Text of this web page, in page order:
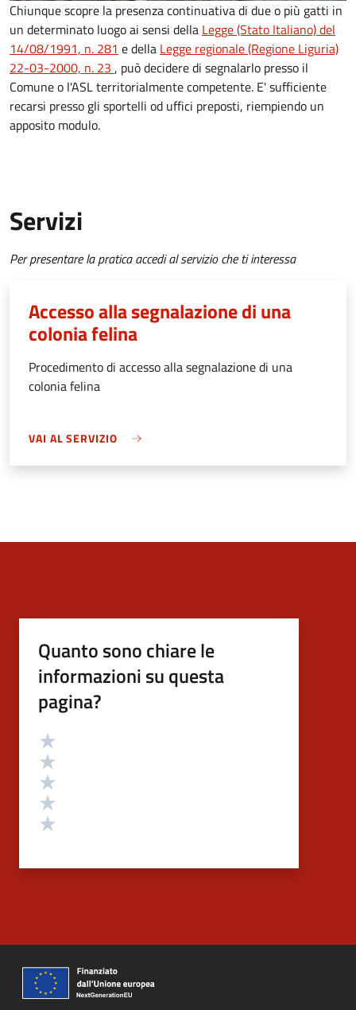
Chiunque scopre la presenza continuativa di due o più gatti in
un determinato luogo ai sensi della Legge (Stato Italiano) del
14/08/1991, n. 281 e della Legge regionale (Regione Liguria)
22-03-2000, n. 23 , può decidere di segnalarlo presso il
Comune o l'ASL territorialmente competente. E' sufficiente
recarsi presso gli sportelli od uffici preposti, riempiendo un
apposito modulo.
Servizi
Per presentare la pratica accedi al servizio che ti interessa
Accesso alla segnalazione di una
colonia felina
Procedimento di accesso alla segnalazione di una
colonia felina
VAI AL SERVIZIO
Quanto sono chiare le
informazioni su questa
pagina?
Valutazione